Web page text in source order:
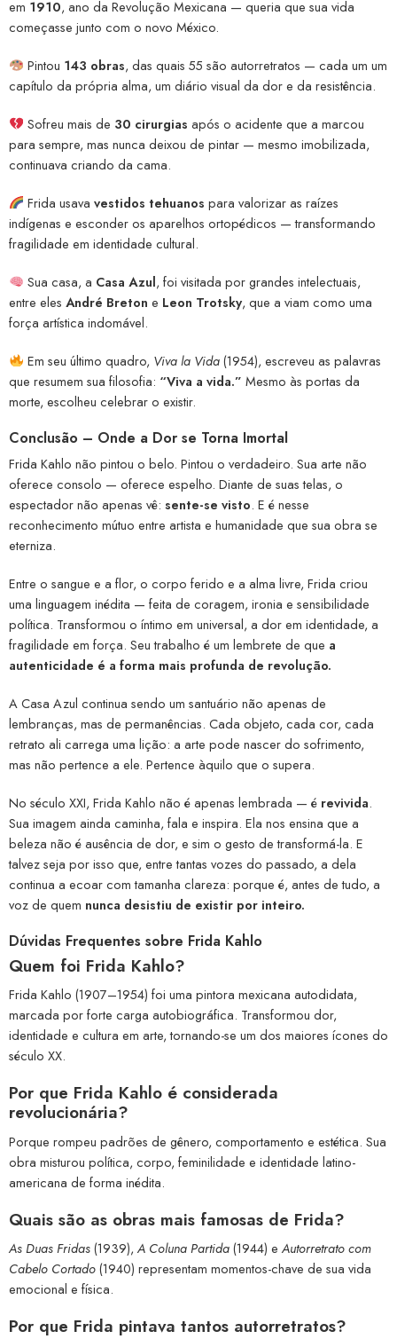
em 1910, ano da Revolução Mexicana — queria que sua vida
começasse junto com o novo México.
Pintou 143 obras, das quais 55 são autorretratos — cada um um
capítulo da própria alma, um diário visual da dor e da resistência.
Sofreu mais de 30 cirurgias após o acidente que a marcou
para sempre, mas nunca deixou de pintar — mesmo imobilizada,
continuava criando da cama.
Frida usava vestidos tehuanos para valorizar as raízes
indígenas e esconder os aparelhos ortopédicos — transformando
fragilidade em identidade cultural.
Sua casa, a Casa Azul, foi visitada por grandes intelectuais,
entre eles André Breton e Leon Trotsky, que a viam como uma
força artística indomável.
Em seu último quadro, Viva la Vida(1954), escreveu as palavras
que resumem sua filosofia: “Viva a vida.” Mesmo às portas da
morte, escolheu celebrar o existir.
Conclusão – Onde a Dor se Torna Imortal
Frida Kahlo não pintou o belo. Pintou o verdadeiro. Sua arte não
oferece consolo — oferece espelho. Diante de suas telas, o
espectador não apenas vê: sente-se visto. E é nesse
reconhecimento mútuo entre artista e humanidade que sua obra se
eterniza.
Entre o sangue e a flor, o corpo ferido e a alma livre, Frida criou
uma linguagem inédita — feita de coragem, ironia e sensibilidade
política. Transformou o íntimo em universal, a dor em identidade, a
fragilidade em força. Seu trabalho é um lembrete de que a
autenticidade é a forma mais profunda de revolução.
A Casa Azul continua sendo um santuário não apenas de
lembranças, mas de permanências. Cada objeto, cada cor, cada
retrato ali carrega uma lição: a arte pode nascer do sofrimento,
mas não pertence a ele. Pertence àquilo que o supera.
No século XXI, Frida Kahlo não é apenas lembrada — é revivida.
Sua imagem ainda caminha, fala e inspira. Ela nos ensina que a
beleza não é ausência de dor, e sim o gesto de transformá-la. E
talvez seja por isso que, entre tantas vozes do passado, a dela
continua a ecoar com tamanha clareza: porque é, antes de tudo, a
voz de quem nunca desistiu de existir por inteiro.
Dúvidas Frequentes sobre Frida Kahlo
Quem foi Frida Kahlo?
Frida Kahlo (1907–1954) foi uma pintora mexicana autodidata,
marcada por forte carga autobiográfica. Transformou dor,
identidade e cultura em arte, tornando-se um dos maiores ícones do
século XX.
Por que Frida Kahlo é considerada
revolucionária?
Porque rompeu padrões de gênero, comportamento e estética. Sua
obra misturou política, corpo, feminilidade e identidade latino-
americana de forma inédita.
Quais são as obras mais famosas de Frida?
As Duas Fridas(1939), A Coluna Partida(1944) e Autorretrato com
Cabelo Cortado(1940) representam momentos-chave de sua vida
emocional e física.
Por que Frida pintava tantos autorretratos?